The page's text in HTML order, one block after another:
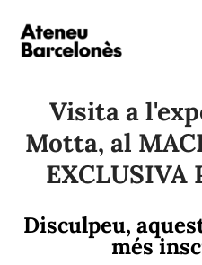
Visita a
Motta, al
EXCLUSIVA
Disculpeu,
més